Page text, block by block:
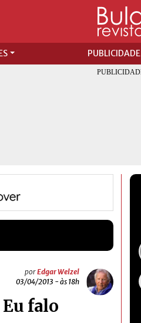
PUBLICIDADE
porEdgar Welzel
03/04/2013 - às 18h
falo